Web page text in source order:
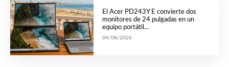
El Acer PD243Y E convierte dos
monitores de 24 pulgadas en un
equipo portátil...
04/08/2026